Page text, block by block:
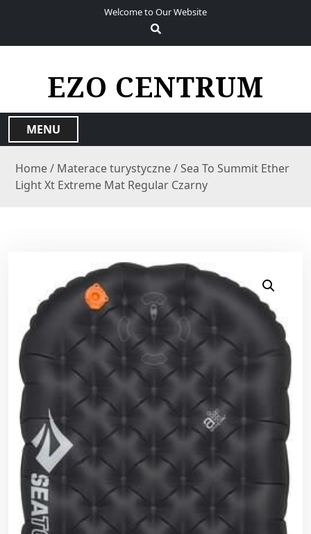
Welcome to Our Website
EZO CENTRUM
MENU
Home/ Materace turystyczne/ Sea To Summit Ether
Light Xt Extreme Mat Regular Czarny